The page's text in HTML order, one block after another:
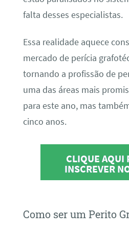
falta desses especialistas.
Essa realidade aquece
mercado de perícia
tornando a profissão de
uma das áreas mais
para este ano, mas
cinco anos.
CLIQUE AQUI
INSCREVER
Como ser um Perito